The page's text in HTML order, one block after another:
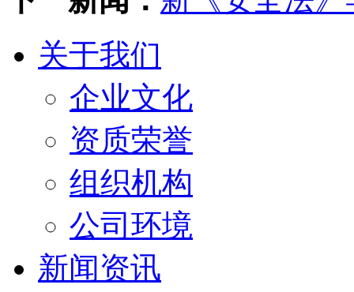
关于我们
企业文化
资质荣誉
组织机构
公司环境
新闻资讯